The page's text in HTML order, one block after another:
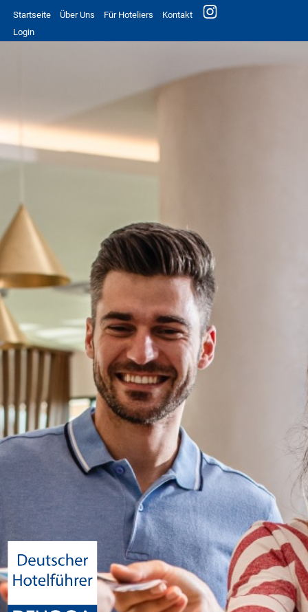
Startseite Über Uns Für Hoteliers
Kontakt
Login